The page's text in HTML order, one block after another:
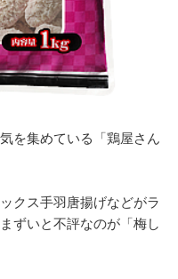
を集めている「鶏屋さん
クス手羽唐揚げなどがラ
ずいと不評なのが「梅し